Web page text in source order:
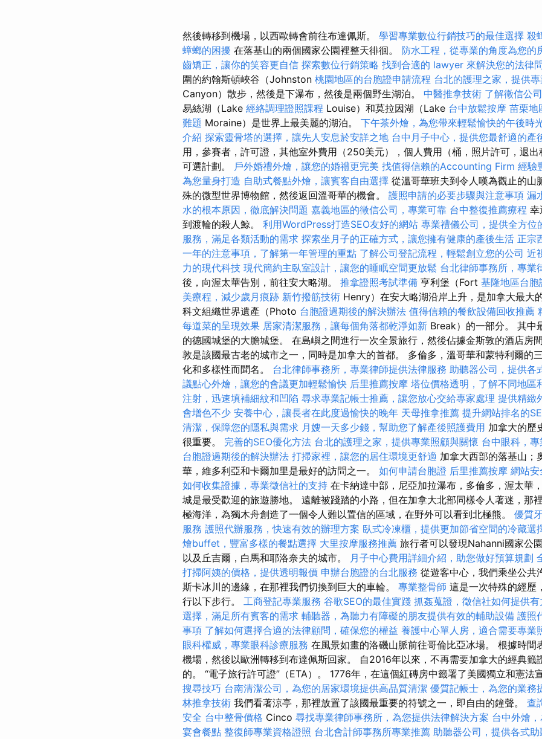
然後轉移到機場，以西歐轉會前往布達佩斯。 學習專業數位行銷技巧的最佳選擇 殺
蟑螂的困擾 在落基山的兩個國家公園裡整天徘徊。 防水工程，從專業的角度為您的
齒矯正，讓你的笑容更自信 探索數位行銷策略 找到合適的 lawyer 來解決您的法律
圍的約翰斯頓峽谷（Johnston 桃園地區的台胞證申請流程 台北的護理之家，提供
Canyon）散步，然後是下瀑布，然後是兩個野生湖泊。 中醫推拿技術 了解徵信公
易絲湖（Lake 經絡調理證照課程 Louise）和莫拉因湖（Lake 台中放鬆按摩 苗栗地
難題 Moraine）是世界上最美麗的湖泊。 下午茶外燴，為您帶來輕鬆愉快的午後時
介紹 探索靈骨塔的選擇，讓先人安息於安詳之地 台中月子中心，提供您最舒適的產
用，參賽者，許可證，其他室外費用（250美元），個人費用（桶，照片許可，退
可選計劃。 戶外婚禮外燴，讓您的婚禮更完美 找值得信賴的Accounting Firm 經驗
為您量身打造 自助式餐點外燴，讓賓客自由選擇 從溫哥華班夫到令人嘆為觀止的山
殊的微型世界博物館，然後返回溫哥華的機會。 護照申請的必要步驟與注意事項 漏
水的根本原因，徹底解決問題 嘉義地區的徵信公司，專業可靠 台中整復推薦療程 幸
到渡輪的殺人鯨。 利用WordPress打造SEO友好的網站 專業禮儀公司，提供全方位
服務，滿足各類活動的需求 探索坐月子的正確方式，讓您擁有健康的產後生活 正宗
一年的注意事項，了解第一年管理的重點 了解公司登記流程，輕鬆創立您的公司 近
力的現代科技 現代簡約主臥室設計，讓您的睡眠空間更放鬆 台北律師事務所，專業
後，向渥太華告別，前往安大略湖。 推拿證照考試準備 亨利堡（Fort 基隆地區台胞
美療程，減少歲月痕跡 新竹撥筋技術 Henry）在安大略湖沿岸上升，是加拿大最大
科文組織世界遺產（Photo 台胞證過期後的解決辦法 值得信賴的餐飲設備回收推薦
每道菜的呈現效果 居家清潔服務，讓每個角落都乾淨如新 Break）的一部分。 其中
的德國城堡的大膽城堡。 在島嶼之間進行一次全景旅行，然後佔據金斯敦的酒店房
敦是該國最古老的城市之一，同時是加拿大的首都。 多倫多，溫哥華和蒙特利爾的
化和多樣性而聞名。 台北律師事務所，專業律師提供法律服務 助聽器公司，提供各
議點心外燴，讓您的會議更加輕鬆愉快 后里推薦按摩 塔位價格透明，了解不同地區
注射，迅速填補細紋和凹陷 尋求專業記帳士推薦，讓您放心交給專家處理 提供精緻
會增色不少 安養中心，讓長者在此度過愉快的晚年 天母推拿推薦 提升網站排名的
清潔，保障您的隱私與需求 月嫂一天多少錢，幫助您了解產後照護費用 加拿大的歷
很重要。 完善的SEO優化方法 台北的護理之家，提供專業照顧與關懷 台中眼科，
台胞證過期後的解決辦法 打掃家裡，讓您的居住環境更舒適 加拿大西部的落基山；
華，維多利亞和卡爾加里是最好的訪問之一。 如何申請台胞證 后里推薦按摩 網站安
如何收集證據，專業徵信社的支持 在卡納達中部，尼亞加拉瀑布，多倫多，渥太華
城是最受歡迎的旅遊勝地。 遠離被踐踏的小路，但在加拿大北部同樣令人著迷，那
極海洋，為獨木舟創造了一個令人難以置信的區域，在野外可以看到北極熊。 優質
服務 護照代辦服務，快速有效的辦理方案 臥式冷凍櫃，提供更加節省空間的冷藏選
燴buffet，豐富多樣的餐點選擇 大里按摩服務推薦 旅行者可以發現Nahanni國家公
以及丘吉爾，白馬和耶洛奈夫的城市。
月子中心費用詳細介紹，助您做好預算規劃
打掃阿姨的價格，提供透明報價 申辦台胞證的台北服務 從遊客中心，我們乘坐公共
斯卡冰川的邊緣，在那裡我們切換到巨大的車輪。 專業整骨師 這是一次特殊的經歷
行以下步行。 工商登記專業服務 谷歌SEO的最佳實踐 抓姦蒐證，徵信社如何提供有
選擇，滿足所有賓客的需求 輔聽器，為聽力有障礙的朋友提供有效的輔助設備 護照
事項 了解如何選擇合適的法律顧問，確保您的權益 養護中心單人房，適合需要專業
眼科權威，專業眼科診療服務 在風景如畫的洛磯山脈前往哥倫比亞冰場。 根據時間
機場，然後以歐洲轉移到布達佩斯回家。 自2016年以來，不再需要加拿大的經典籤
的。 “電子旅行許可證”（ETA）。 1776年，在這個紅磚房中籤署了美國獨立和憲法
搜尋技巧 台南清潔公司，為您的居家環境提供高品質清潔 優質記帳士，為您的業務
林推拿技術 我們看著涼亭，那裡放置了該國最重要的符號之一，即自由的鐘聲。 查
安全 台中整骨價格 Cinco 尋找專業律師事務所，為您提供法律解決方案 台中外燴
宴會餐點 整復師專業資格證照 台北會計師事務所專業推薦 助聽器公司，提供各式